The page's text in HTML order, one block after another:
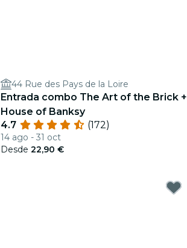
44 Rue des Pays de la Loire
Entrada combo The Art of the Brick +
House of Banksy
4.7
(172)
14 ago - 31 oct
Desde 22,90 €